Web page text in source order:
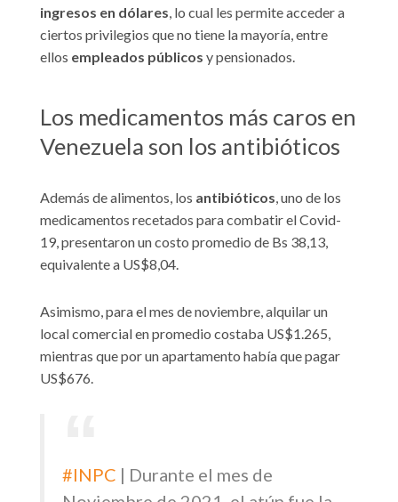
ingresos en dólares, lo cual les permite acceder a
ciertos privilegios que no tiene la mayoría, entre
ellos empleados públicos y pensionados.
Los medicamentos más caros en
Venezuela son los antibióticos
Además de alimentos, los antibióticos , uno de los
medicamentos recetados para combatir el Covid-
19, presentaron un costo promedio de Bs 38,13,
equivalente a US$8,04.
Asimismo, para el mes de noviembre, alquilar un
local comercial en promedio costaba US$1.265,
mientras que por un apartamento había que pagar
US$676.
#INPC | Durante el mes de